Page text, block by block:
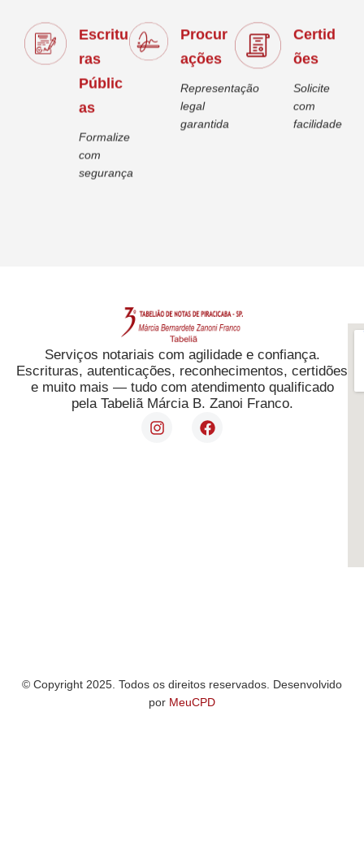
Escritu
ras
Públic
as
Formalize
com
segurança
Procur
ações
Representação
legal
garantida
Certid
ões
Solicite
com
facilidade
Serviços notariais com agilidade e confiança.
Escrituras, autenticações, reconhecimentos, certidões
e muito mais — tudo com atendimento qualificado
pela Tabeliã Márcia B. Zanoi Franco.
© Copyright 2025. Todos os direitos reservados. Desenvolvido
por MeuCPD